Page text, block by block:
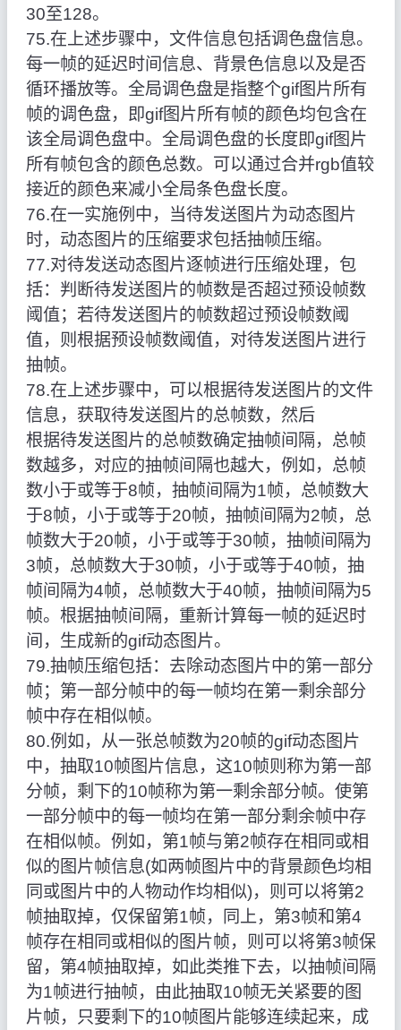
30至128。
75.在上述步骤中，文件信息包括调色盘信息。
每一帧的延迟时间信息、背景色信息以及是否
循环播放等。全局调色盘是指整个gif图片所有
帧的调色盘，即gif图片所有帧的颜色均包含在
该全局调色盘中。全局调色盘的长度即gif图片
所有帧包含的颜色总数。可以通过合并rgb值较
接近的颜色来减小全局条色盘长度。
76.在一实施例中，当待发送图片为动态图片
时，动态图片的压缩要求包括抽帧压缩。
77.对待发送动态图片逐帧进行压缩处理，包
括：判断待发送图片的帧数是否超过预设帧数
阈值；若待发送图片的帧数超过预设帧数阈
值，则根据预设帧数阈值，对待发送图片进行
抽帧。
78.在上述步骤中，可以根据待发送图片的文件
信息，获取待发送图片的总帧数，然后
根据待发送图片的总帧数确定抽帧间隔，总帧
数越多，对应的抽帧间隔也越大，例如，总帧
数小于或等于8帧，抽帧间隔为1帧，总帧数大
于8帧，小于或等于20帧，抽帧间隔为2帧，总
帧数大于20帧，小于或等于30帧，抽帧间隔为
3帧，总帧数大于30帧，小于或等于40帧，抽
帧间隔为4帧，总帧数大于40帧，抽帧间隔为5
帧。根据抽帧间隔，重新计算每一帧的延迟时
间，生成新的gif动态图片。
79.抽帧压缩包括：去除动态图片中的第一部分
帧；第一部分帧中的每一帧均在第一剩余部分
帧中存在相似帧。
80.例如，从一张总帧数为20帧的gif动态图片
中，抽取10帧图片信息，这10帧则称为第一部
分帧，剩下的10帧称为第一剩余部分帧。使第
一部分帧中的每一帧均在第一部分剩余帧中存
在相似帧。例如，第1帧与第2帧存在相同或相
似的图片帧信息(如两帧图片中的背景颜色均相
同或图片中的人物动作均相似)，则可以将第2
帧抽取掉，仅保留第1帧，同上，第3帧和第4
帧存在相同或相似的图片帧，则可以将第3帧保
留，第4帧抽取掉，如此类推下去，以抽帧间隔
为1帧进行抽帧，由此抽取10帧无关紧要的图
片帧，只要剩下的10帧图片能够连续起来，成